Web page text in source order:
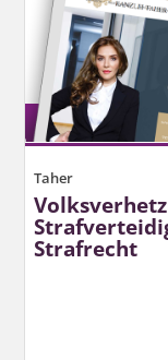
Taher
Strafrecht